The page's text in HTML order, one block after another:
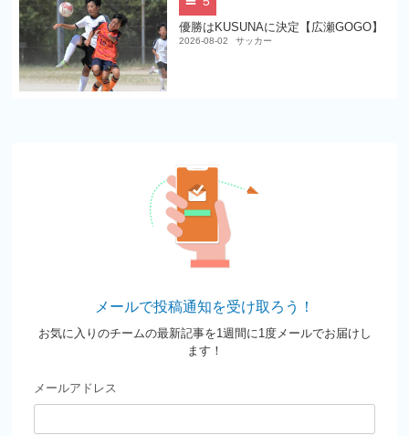
優勝はKUSUNAに決定【広瀬GOGO】
2026-08-02 サッカー
メールで投稿通知を受け取ろう！
お気に入りのチームの最新記事を1週間に1度メールでお届けし
ます！
メールアドレス